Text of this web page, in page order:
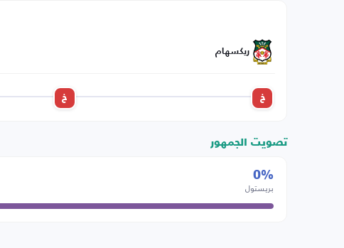
ريكسهام
خ خ
تصويت الجمهور
0%
بريستول